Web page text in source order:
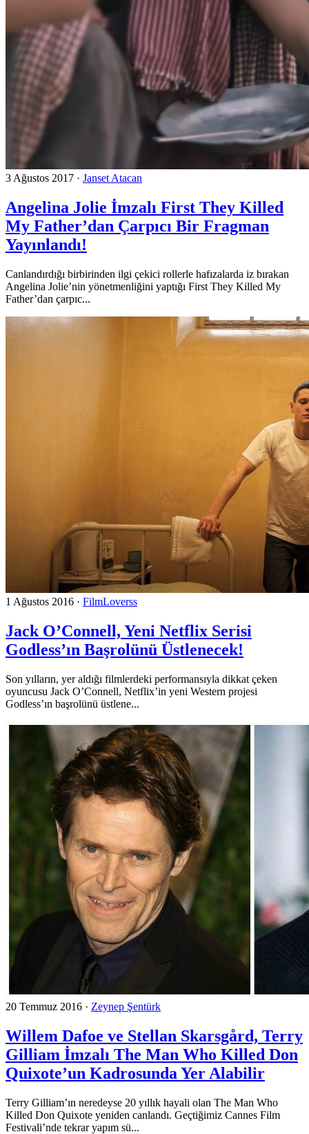
3 Ağustos 2017 · Janset Atacan
Angelina Jolie İmzalı First They Killed
My Father’dan Çarpıcı Bir Fragman
Yayınlandı!
Canlandırdığı birbirinden ilgi çekici rollerle hafızalarda iz bırakan
Angelina Jolie’nin yönetmenliğini yaptığı First They Killed My
Father’dan çarpıc...
1 Ağustos 2016 · FilmLoverss
Jack O’Connell, Yeni Netflix Serisi
Godless’ın Başrolünü Üstlenecek!
Son yılların, yer aldığı filmlerdeki performansıyla dikkat çeken
oyuncusu Jack O’Connell, Netflix’in yeni Western projesi
Godless’ın başrolünü üstlene...
20 Temmuz 2016 · Zeynep Şentürk
Willem Dafoe ve Stellan Skarsgård, Terry
Gilliam İmzalı The Man Who Killed Don
Quixote’un Kadrosunda Yer Alabilir
Terry Gilliam’ın neredeyse 20 yıllık hayali olan The Man Who
Killed Don Quixote yeniden canlandı. Geçtiğimiz Cannes Film
Festivali’nde tekrar yapım sü...